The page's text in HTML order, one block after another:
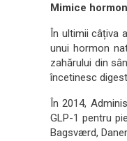
Mimice
În ultimii câțiva
unui hormon
zahărului din
încetinesc
În 2014,
GLP-1 pentru
Bagsværd,